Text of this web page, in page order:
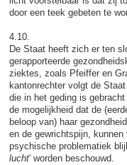
door een teek gebeten te
4.10.
De Staat heeft zich er ten
gerapporteerde
ziektes, zoals Pfeiffer en
kantonrechter volgt de
die in het geding is
de mogelijkheid dat de
beloop van) haar
en de gewrichtspijn,
psychische problematiek
lucht' worden beschouwd.